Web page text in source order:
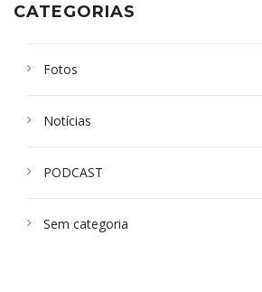
CATEGORIAS
Fotos
Notícias
PODCAST
Sem categoria